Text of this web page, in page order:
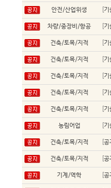
안전/산업위생 기
차량/중장비/항공 기
건축/토목/지적 기
건축/토목/지적 기
건축/토목/지적 기
건축/토목/지적 기
건축/토목/지적 기
농림어업 기
건축/토목/지적 공
건축/토목/지적 공
기계/역학 공